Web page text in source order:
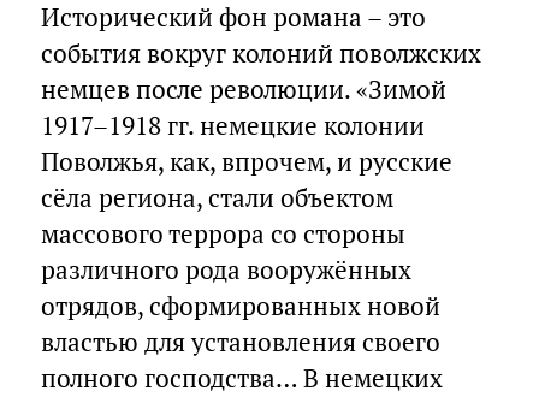
Исторический фон романа – это
события вокруг колоний поволжских
немцев после революции. «Зимой
1917–1918 гг. немецкие колонии
Поволжья, как, впрочем, и русские
сёла региона, стали объектом
массового террора со стороны
различного рода вооружённых
отрядов, сформированных новой
властью для установления своего
полного господства… В немецких